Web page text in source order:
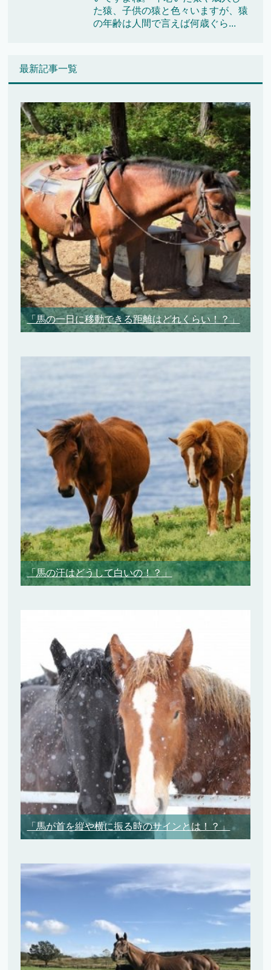
た猿、子供の猿と色々いますが、猿
の年齢は人間で言えば何歳ぐら...
最新記事一覧
「馬の一日に移動できる距離はどれくらい！？」
「馬の汗はどうして白いの！？」
「馬が首を縦や横に振る時のサインとは！？」